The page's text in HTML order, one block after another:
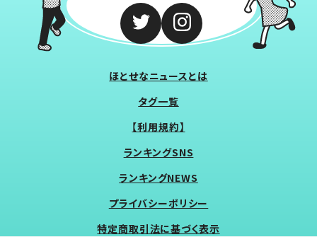
ほとせなニュースとは
タグ一覧
【利用規約】
ランキングSNS
ランキングNEWS
プライバシーポリシー
特定商取引法に基づく表示